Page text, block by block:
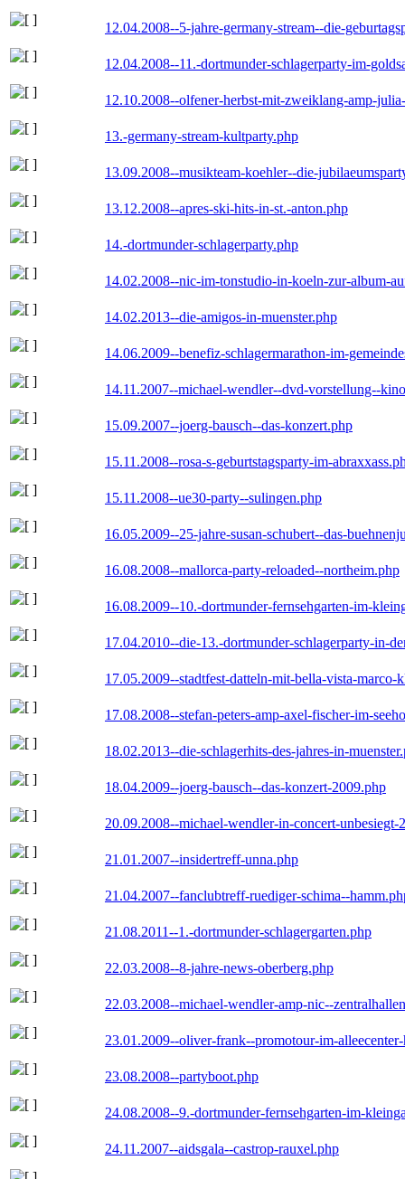
12.04.2008--5-jahre-germany-stream--die-
12.04.2008--11.-dortmunder-schlagerparty-im-
12.10.2008--olfener-herbst-mit-zweiklang-amp-
13.-germany-stream-kultparty.php
13.09.2008--musikteam-koehler--die-
13.12.2008--apres-ski-hits-in-st.-anton.php
14.-dortmunder-schlagerparty.php
14.02.2008--nic-im-tonstudio-in-koeln-zur-album-
14.02.2013--die-amigos-in-muenster.php
14.06.2009--benefiz-schlagermarathon-im-
14.11.2007--michael-wendler--dvd-vorstellung--
15.09.2007--joerg-bausch--das-konzert.php
15.11.2008--rosa-s-geburtstagsparty-im-
15.11.2008--ue30-party--sulingen.php
16.05.2009--25-jahre-susan-schubert--das-
16.08.2008--mallorca-party-reloaded--northeim.php
16.08.2009--10.-dortmunder-fernsehgarten-im-
17.04.2010--die-13.-dortmunder-schlagerparty-in-
17.05.2009--stadtfest-datteln-mit-bella-vista-marco-
17.08.2008--stefan-peters-amp-axel-fischer-im-
18.02.2013--die-schlagerhits-des-jahres-in-
18.04.2009--joerg-bausch--das-konzert-2009.php
20.09.2008--michael-wendler-in-concert-unbesiegt-
21.01.2007--insidertreff-unna.php
21.04.2007--fanclubtreff-ruediger-schima--
21.08.2011--1.-dortmunder-schlagergarten.php
22.03.2008--8-jahre-news-oberberg.php
22.03.2008--michael-wendler-amp-nic--
23.01.2009--oliver-frank--promotour-im-
23.08.2008--partyboot.php
24.08.2008--9.-dortmunder-fernsehgarten-im-
24.11.2007--aidsgala--castrop-rauxel.php